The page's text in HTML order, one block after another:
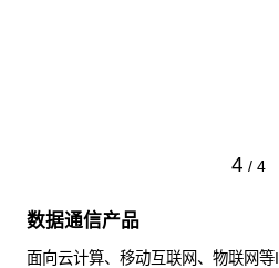
4 / 4
数据通信产品
面向云计算、移动互联网、物联网